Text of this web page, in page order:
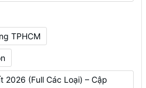
TPHCM
2026 (Full Các Loại) – Cập